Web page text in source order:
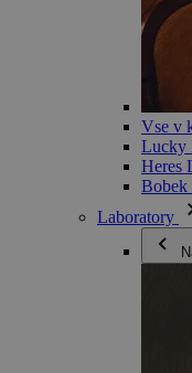
Vse v
Lucky
Heres
Bobek
Laboratory